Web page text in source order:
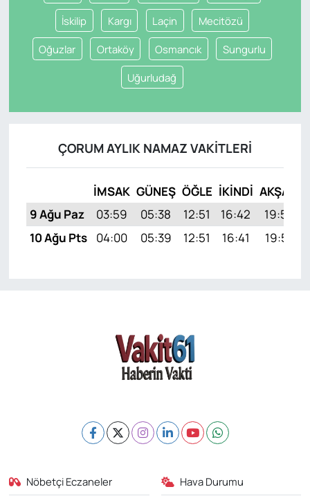
İskilip Kargı Laçin Mecitözü
Oğuzlar Ortaköy Osmancık Sungurlu
Uğurludağ
ÇORUM AYLIK NAMAZ VAKITLERI
İMSAK GÜNEŞ ÖĞLE İKINDI AKŞAM
9 Ağu Paz
03:59 05:38 12:51 16:42 19:54
10 Ağu Pts
04:00 05:39 12:51 16:41 19:53
Nöbetçi Eczaneler Hava Durumu